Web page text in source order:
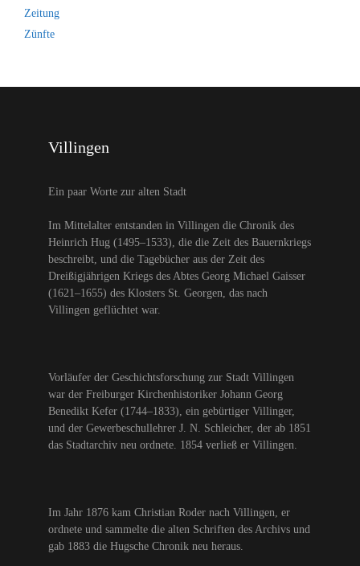
Zeitung
Zünfte
Villingen
Ein paar Worte zur alten Stadt
Im Mittelalter entstanden in Villingen die Chronik des
Heinrich Hug (1495–1533), die die Zeit des Bauernkriegs
beschreibt, und die Tagebücher aus der Zeit des
Dreißigjährigen Kriegs des Abtes Georg Michael Gaisser
(1621–1655) des Klosters St. Georgen, das nach
Villingen geflüchtet war.
Vorläufer der Geschichtsforschung zur Stadt Villingen
war der Freiburger Kirchenhistoriker Johann Georg
Benedikt Kefer (1744–1833), ein gebürtiger Villinger,
und der Gewerbeschullehrer J. N. Schleicher, der ab 1851
das Stadtarchiv neu ordnete. 1854 verließ er Villingen.
Im Jahr 1876 kam Christian Roder nach Villingen, er
ordnete und sammelte die alten Schriften des Archivs und
gab 1883 die Hugsche Chronik neu heraus.